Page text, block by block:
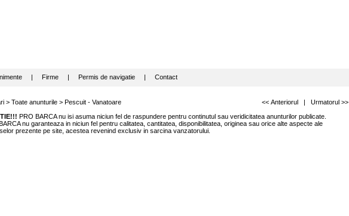
| Firme| Permis de navigatie| Contact
> Toate anunturile> Pescuit - Vanatoare << Anteriorul| Urmatorul >>
PRO BARCA nu isi asuma niciun fel de raspundere pentru continutul sau veridicitatea anunturilor publicate.
nu garanteaza in niciun fel pentru calitatea, cantitatea, disponibilitatea, originea sau orice alte aspecte ale
prezente pe site, acestea revenind exclusiv in sarcina vanzatorului.